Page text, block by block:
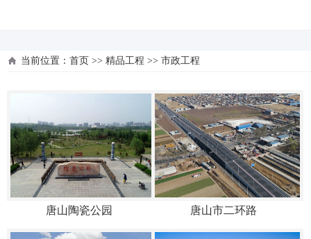
当前位置： 首页 >> 精品工程 >> 市政工程
唐山陶瓷公园 唐山市二环路